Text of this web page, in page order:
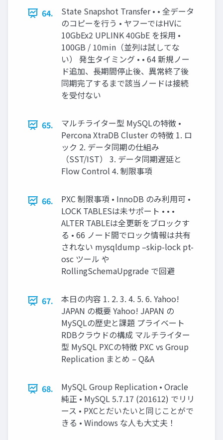
64.
State Snapshot Transfer • • 全データ
のコピーを行う • ヤフーではHVに
10GbEx2 UPLINK 40GbE を採用 •
100GB / 10min（並列は試してな
い） 発生タイミング • • 64 新規ノー
ド追加、長期間停止後、異常終了後
同期完了するまで該当ノードは接続
を受付ない
65.
マルチライター型 MySQLの特徴 •
Percona XtraDB Cluster の特徴 1. ロ
ック 2. データ同期の仕組み
（SST/IST） 3. データ同期遅延と
Flow Control 4. 制限事項
66.
PXC 制限事項 • InnoDB のみ利用可 •
LOCK TABLESは未サポート • • •
ALTER TABLEは全更新をブロックす
る • 66 ノード間でロック情報は共有
されない mysqldump –skip-lock pt-
osc ツール や
RollingSchemaUpgrade で回避
67.
本日の内容 1. 2. 3. 4. 5. 6. Yahoo!
JAPAN の概要 Yahoo! JAPAN の
MySQLの歴史と課題 プライベート
RDBクラウドの構成 マルチライター
型 MySQL PXCの特徴 PXC vs Group
Replication まとめ – Q&A
68.
MySQL Group Replication • Oracle
純正 • MySQL 5.7.17 (201612) でリリ
ース • PXCとだいたいと同じことがで
きる • Windows な人も大丈夫！